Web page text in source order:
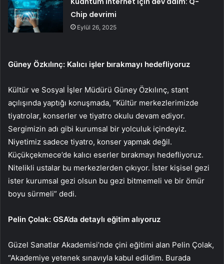
Chip devrimi
Eylül 26, 2025
Güney Özkılınç: Kalıcı işler bırakmayı hedefliyoruz
Kültür ve Sosyal İşler Müdürü Güney Özkılınç, stant
açılışında yaptığı konuşmada, “Kültür merkezlerimizde
tiyatrolar, konserler ve tiyatro okulu devam ediyor.
Sergimizin adı gibi kurumsal bir yolculuk içindeyiz.
Niyetimiz sadece tiyatro, konser yapmak değil.
Küçükçekmece’de kalıcı eserler bırakmayı hedefliyoruz.
Nitelikli ustalar bu merkezlerden çıkıyor. İster kişisel gezi
ister kurumsal gezi olsun bu gezi bitmemeli ve bir ömür
boyu sürmeli” dedi.
Pelin Çolak: GSA’da detaylı eğitim alıyoruz
Güzel Sanatlar Akademisi’nde çini eğitimi alan Pelin Çolak,
“Akademiye yetenek sınavıyla kabul edildim. Burada